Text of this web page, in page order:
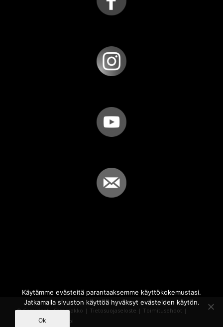
© Copyright - Sammakko | Tietosuojaseloste | Toimitusehdot |
Powered by
iQWebbi
Käytämme evästeitä parantaaksemme käyttökokemustasi.
Jatkamalla sivuston käyttöä hyväksyt evästeiden käytön.
Ok